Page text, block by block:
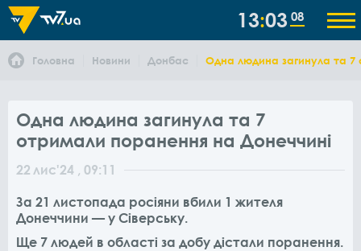
13 03 08
Головна Новини Донбас Одна людина загинула та 7
Одна людина загинула та 7
отримали поранення на Донеччині
22 лис'24 , 09:11
За 21 листопада росіяни вбили 1 жителя
Донеччини — у Сіверську.
Ще 7 людей в області за добу дістали поранення.